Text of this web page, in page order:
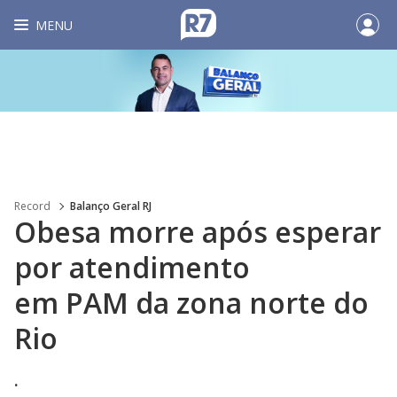
MENU
Record Balanço Geral RJ
Obesa morre após esperar
por atendimento
em PAM da zona norte do
Rio
.